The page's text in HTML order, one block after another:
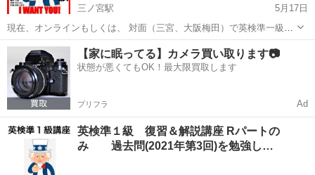
三ノ宮駅
5月17日
現在、オンラインもしくは、 対面（三宮、大阪梅田）で英検準一級向
けの講座開催を検討しております。 オンライン英検準一級講座 リー
ディングのみ 無料モニター募集したく存じます。 ＊参加後のアンケ
ート回答が、参加条...
兵庫 神戸市 三ノ宮駅 英検 モニター募集
【家に眠ってる】カメラ買い取ります📷
状態が悪くてもOK！最大限買取します
プリフラ Ad
英検準１級 復習＆解説講座 Rパートの
み 過去問(2021年第3回)を勉強し…